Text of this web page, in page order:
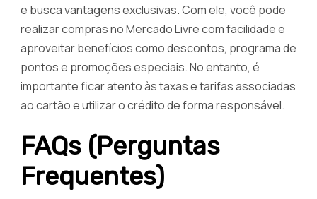
e busca vantagens exclusivas. Com ele, você pode
realizar compras no Mercado Livre com facilidade e
aproveitar benefícios como descontos, programa de
pontos e promoções especiais. No entanto, é
importante ficar atento às taxas e tarifas associadas
ao cartão e utilizar o crédito de forma responsável.
FAQs (Perguntas
Frequentes)